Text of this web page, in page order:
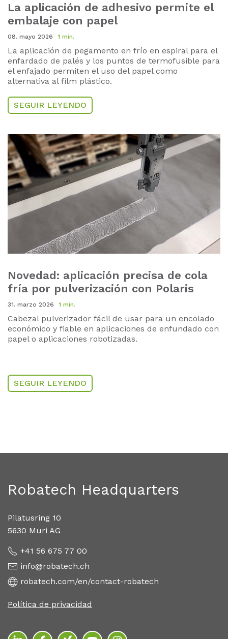
La aplicación de adhesivo permite el
embalaje con papel
08. mayo 2026 1 min.
La aplicación de pegamento en frío en espiral para el
enfardado de palés y los puntos de termofusible para
el enfajado permiten el uso del papel como
alternativa al film plástico.
SEGUIR LEYENDO
Novedad: aplicación precisa de cola
fría por pulverización con Polaris
31. marzo 2026 1 min.
Cabezal pulverizador fácil de usar para un encolado
económico y fiable en aplicaciones de enfundado con
papel o aplicaciones robotizadas.
SEGUIR LEYENDO
Robatech Headquarters
Pilatusring 10
5630 Muri AG
+41 56 675 77 00
info@robatech.ch
robatech.com/en/contact-robatech
Política de privacidad